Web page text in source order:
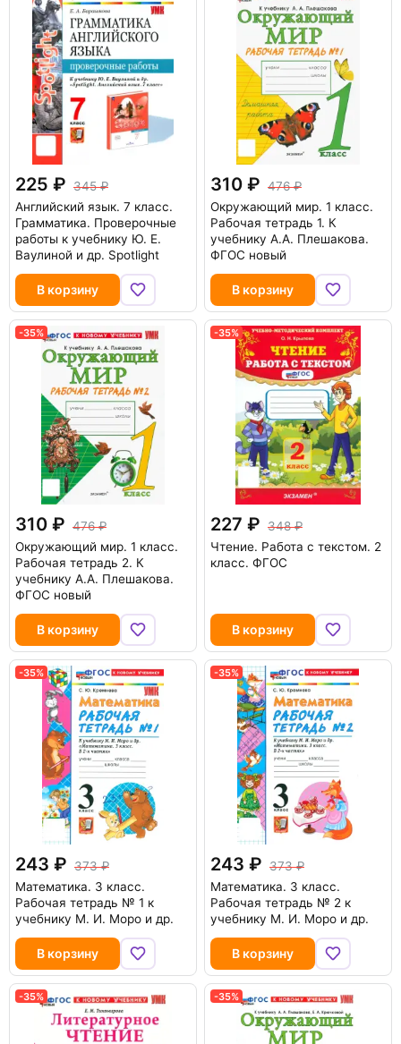
225
345
Английский язык. 7 класс.
Грамматика. Проверочные
работы к учебнику Ю. Е.
Ваулиной и др. Spotlight
В корзину
310
476
Окружающий мир. 1 класс.
Рабочая тетрадь 1. К
учебнику А.А. Плешакова.
ФГОС новый
В корзину
-35%
310
476
Окружающий мир. 1 класс.
Рабочая тетрадь 2. К
учебнику А.А. Плешакова.
ФГОС новый
В корзину
-35%
227
348
Чтение. Работа с текстом. 2
класс. ФГОС
В корзину
-35%
243
373
Математика. 3 класс.
Рабочая тетрадь № 1 к
учебнику М. И. Моро и др.
В корзину
-35%
243
373
Математика. 3 класс.
Рабочая тетрадь № 2 к
учебнику М. И. Моро и др.
В корзину
-35% -35%